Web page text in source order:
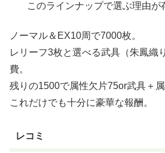
このラインナップで選ぶ理由が
ノーマル＆EX10周で7000枚。
レリーフ3枚と選べる武具（朱鳳織
費。
残りの1500で属性欠片75or武具＋
これだけでも十分に豪華な報酬。
レコミ